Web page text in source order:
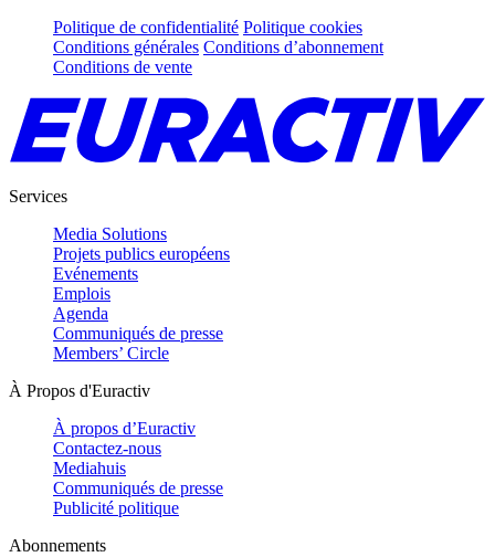
Politique de confidentialité Politique cookies
Conditions générales Conditions d’abonnement
Conditions de vente
Services
Media Solutions
Projets publics européens
Evénements
Emplois
Agenda
Communiqués de presse
Members’ Circle
À Propos d'Euractiv
À propos d’Euractiv
Contactez-nous
Mediahuis
Communiqués de presse
Publicité politique
Abonnements